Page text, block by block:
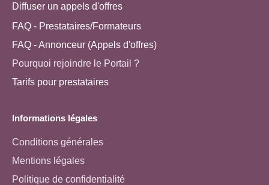
Diffuser un appels d'offres
FAQ - Prestataires/Formateurs
FAQ - Annonceur (Appels d'offres)
Pourquoi rejoindre le Portail ?
Tarifs pour prestataires
Informations légales
Conditions générales
Mentions légales
Politique de confidentialité